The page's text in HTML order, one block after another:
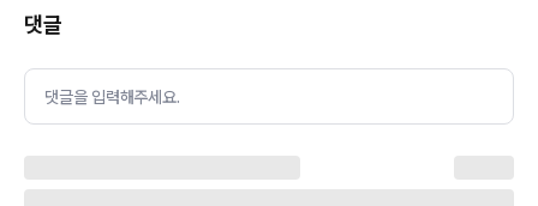
댓글
댓글을 입력해주세요.